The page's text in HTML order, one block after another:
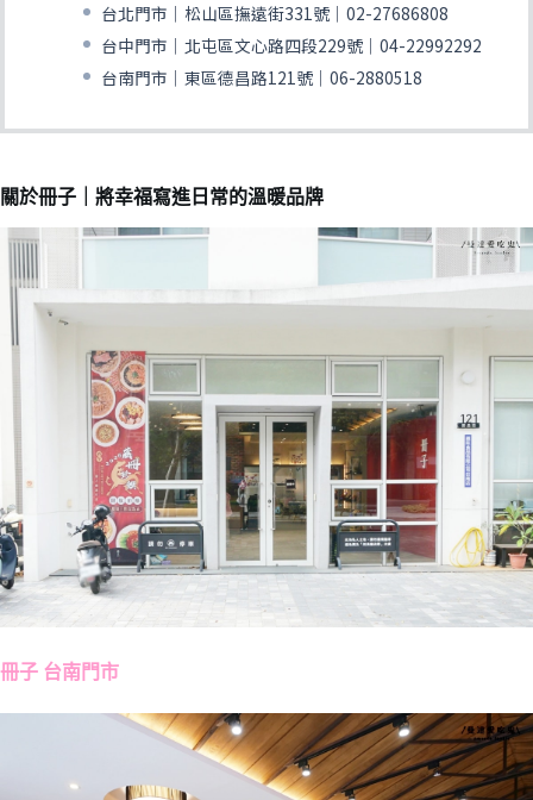
台北門市｜松山區撫遠街331號｜02-27686808
台中門市｜北屯區文心路四段229號｜04-22992292
台南門市｜東區德昌路121號｜06-2880518
關於冊子｜將幸福寫進日常的溫暖品牌
冊子 台南門市